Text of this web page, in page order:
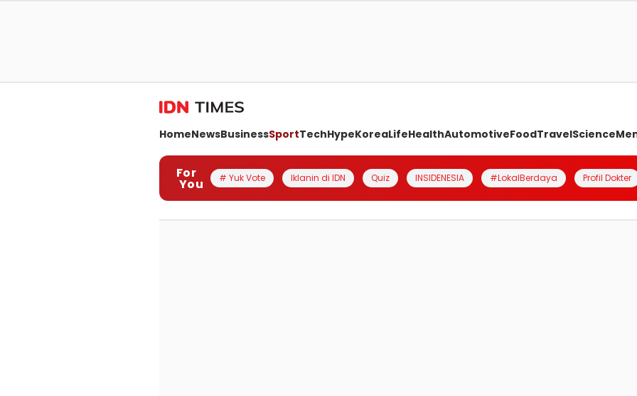
HomeNewsBusinessSportTechHypeKoreaLifeHealthAutomotiveFoodTravelScience
For
You # Yuk Vote Iklanin di IDN Quiz INSIDENESIA #LokalBerdaya Profil Dokter